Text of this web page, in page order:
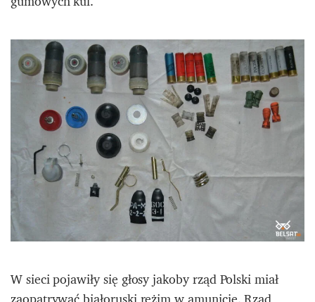
W sieci pojawiły się głosy jakoby rząd Polski miał